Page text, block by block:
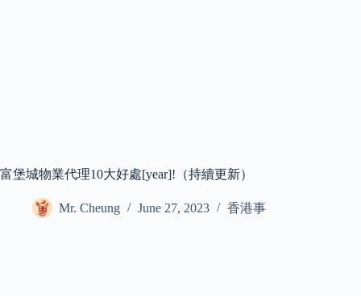
富堡城物業代理10大好處[year]!（持續更新）
Mr. Cheung June 27, 2023 香港事